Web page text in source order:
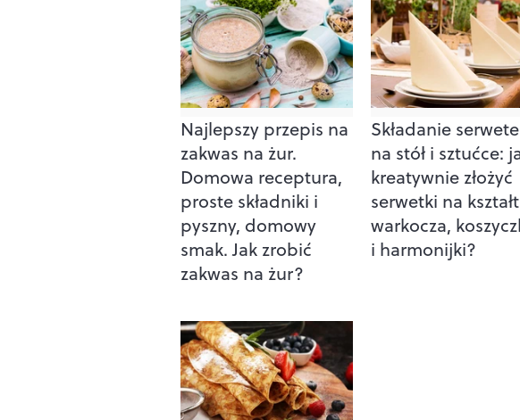
Najlepszy przepis na
zakwas na żur.
Domowa receptura,
proste składniki i
pyszny, domowy
smak. Jak zrobić
zakwas na żur?
Składanie
na stół i sztućce:
kreatywnie złożyć
serwetki na kształt
warkocza,
i harmonijki?